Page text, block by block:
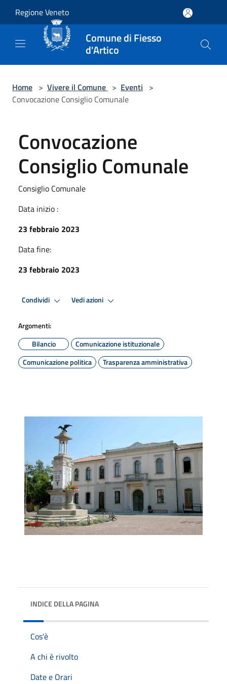
Regione Veneto
Comune di Fiesso
d'Artico
Home > Vivere il Comune > Eventi >
Convocazione Consiglio Comunale
Convocazione
Consiglio Comunale
Consiglio Comunale
Data inizio :
23 febbraio 2023
Data fine:
23 febbraio 2023
Condividi Vedi azioni
Argomenti:
Bilancio
Comunicazione istituzionale
Comunicazione politica
Trasparenza amministrativa
INDICE DELLA PAGINA
Cos'è
A chi è rivolto
Date e Orari